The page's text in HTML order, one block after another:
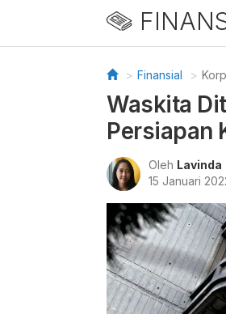
Finansial
Waskita
Persiapan
Oleh Lavinda
15 Januari